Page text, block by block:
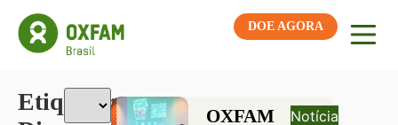
DOE AGORA
Etiqueta:
OXFAM
Notícia